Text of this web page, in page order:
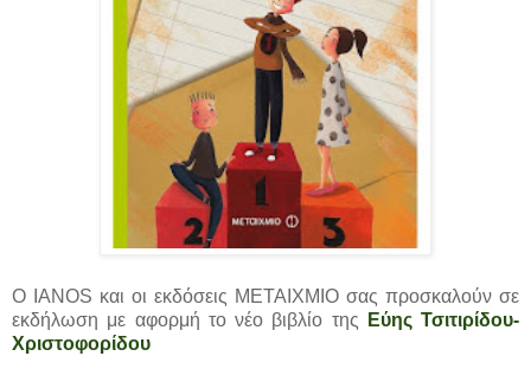
Ο IANOS και οι εκδόσεις ΜΕΤΑΙΧΜΙΟ σας προσκαλούν σε
εκδήλωση με αφορμή το νέο βιβλίο της
Εύης Τσιτιρίδου-
Χριστοφορίδου